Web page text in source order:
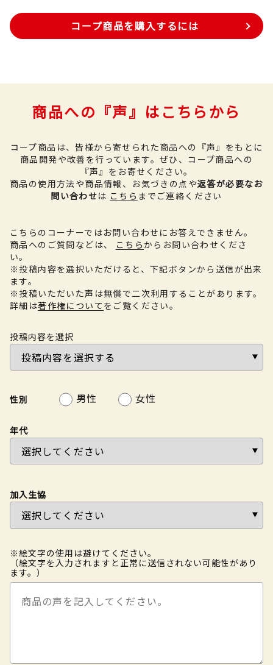
コープ商品を購入するには
商品への『声』はこちらから
コープ商品は、皆様から寄せられた商品への『声』をもとに
商品開発や改善を行っています。 ぜひ、コープ商品への
『声』をお寄せください。
商品の使用方法や商品情報、お気づきの点や返答が必要なお
問い合わせは こちら までご連絡ください
こちらのコーナーではお問い合わせにお答えできません。
商品へのご質問などは、
こちらからお問い合わせくださ
い。
※投稿内容を選択いただけると、下記ボタンから送信が出来
ます。
※投稿いただいた声は無償で二次利用することがあります。
詳細は著作権について をご覧ください。
投稿内容を選択
性別 男性 女性
年代
加入生協
※絵文字の使用は避けてください。
（絵文字を入力されますと正常に送信されない可能性があり
ます。）